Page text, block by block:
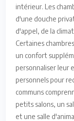
intérieur. Les
d'une douche
d'appel, de la
Certaines
un confort
personnaliser leur
personnels pour
communs
petits salons, un
et une salle